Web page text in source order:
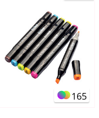
165